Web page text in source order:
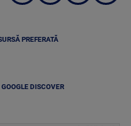
PREFERATĂ
DISCOVER